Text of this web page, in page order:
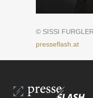
© SISSI
presseflash.at